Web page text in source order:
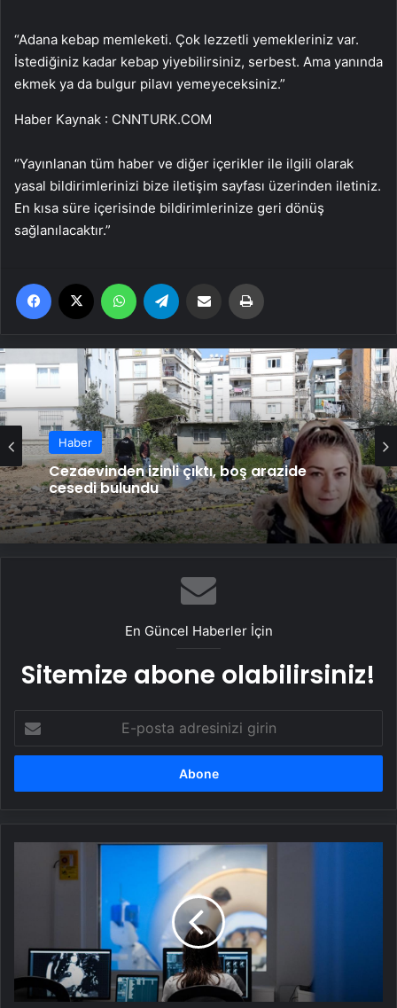
“Adana kebap memleketi. Çok lezzetli yemekleriniz var.
İstediğiniz kadar kebap yiyebilirsiniz, serbest. Ama yanında
ekmek ya da bulgur pilavı yemeyeceksiniz.”
Haber Kaynak : CNNTURK.COM
“Yayınlanan tüm haber ve diğer içerikler ile ilgili olarak
yasal bildirimlerinizi bize iletişim sayfası üzerinden iletiniz.
En kısa süre içerisinde bildirimlerinize geri dönüş
sağlanılacaktır.”
Facebook WhatsApp Email'den paylaş
Haber
Cezaevinden izinli çıktı, boş arazide
cesedi bulundu
En Güncel Haberler İçin
Sitemize abone olabilirsiniz!
posta
adresinizi
Öylesine
'VÜCUDUMDA
SAATLİ
BİR